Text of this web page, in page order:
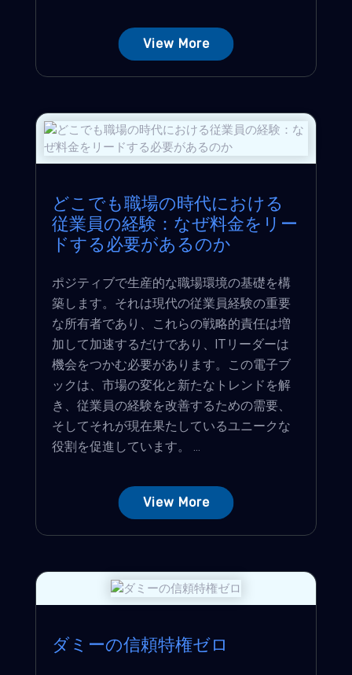
View More
どこでも職場の時代における
従業員の経験：なぜ料金をリー
ドする必要があるのか
ポジティブで生産的な職場環境の基礎を構
築します。それは現代の従業員経験の重要
な所有者であり、これらの戦略的責任は増
加して加速するだけであり、ITリーダーは
機会をつかむ必要があります。この電子ブ
ックは、市場の変化と新たなトレンドを解
き、従業員の経験を改善するための需要、
そしてそれが現在果たしているユニークな
役割を促進しています。 ...
View More
ダミーの信頼特権ゼロ